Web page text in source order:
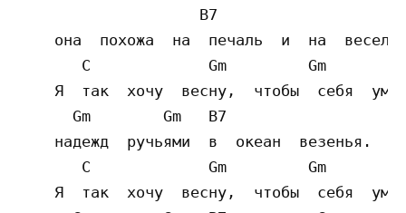
                    B7
она  похожа  на  печаль  и  на
       C             Gm         Gm
Я  так  хочу  весну,  чтобы  себя
      Gm        Gm   B7
    надежд  ручьями  в  океан  везенья.
       C             Gm         Gm
Я  так  хочу  весну,  чтобы  себя